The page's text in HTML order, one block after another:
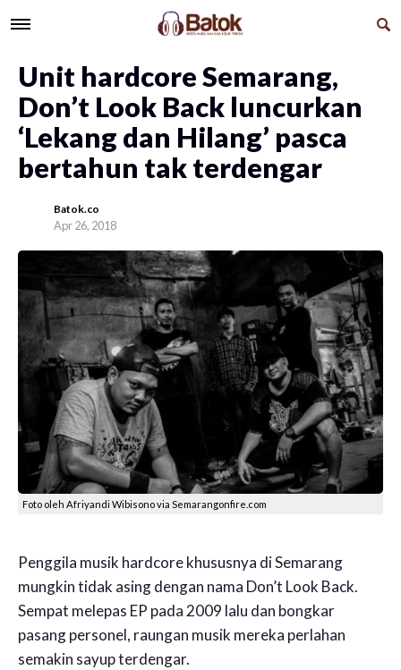
Unit hardcore Semarang,
Don’t Look Back luncurkan
‘Lekang dan Hilang’ pasca
bertahun tak terdengar
Batok.co
Apr 26, 2018
Foto oleh Afriyandi Wibisono via Semarangonfire.com
Penggila musik hardcore khususnya di Semarang
mungkin tidak asing dengan nama Don’t Look Back.
Sempat melepas EP pada 2009 lalu dan bongkar
pasang personel, raungan musik mereka perlahan
semakin sayup terdengar.